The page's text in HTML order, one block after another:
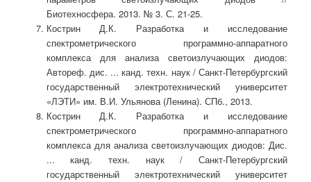
Биотехносфера. 2013. № 3. С. 21-25.
Кострин Д.К. Разработка и исследование
спектрометрического программно-аппаратного
комплекса для анализа светоизлучающих диодов:
Автореф. дис. ... канд. техн. наук / Санкт-Петербургский
государственный электротехнический университет
«ЛЭТИ» им. В.И. Ульянова (Ленина). СПб., 2013.
Кострин Д.К. Разработка и исследование
спектрометрического программно-аппаратного
комплекса для анализа светоизлучающих диодов: Дис.
... канд. техн. наук / Санкт-Петербургский
государственный электротехнический университет